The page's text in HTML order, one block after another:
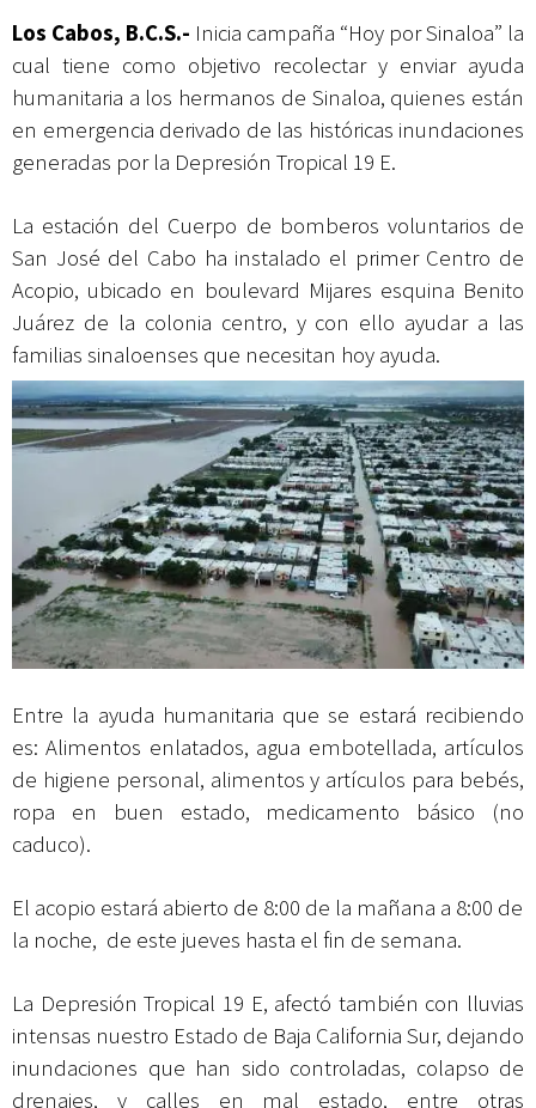
Los Cabos, B.C.S.- Inicia campaña “Hoy por Sinaloa” la
cual tiene como objetivo recolectar y enviar ayuda
humanitaria a los hermanos de Sinaloa, quienes están
en emergencia derivado de las históricas inundaciones
generadas por la Depresión Tropical 19 E.
La estación del Cuerpo de bomberos voluntarios de
San José del Cabo ha instalado el primer Centro de
Acopio, ubicado en boulevard Mijares esquina Benito
Juárez de la colonia centro, y con ello ayudar a las
familias sinaloenses que necesitan hoy ayuda.
Entre la ayuda humanitaria que se estará recibiendo
es: Alimentos enlatados, agua embotellada, artículos
de higiene personal, alimentos y artículos para bebés,
ropa en buen estado, medicamento básico (no
caduco).
El acopio estará abierto de 8:00 de la mañana a 8:00 de
la noche, de este jueves hasta el fin de semana.
La Depresión Tropical 19 E, afectó también con lluvias
intensas nuestro Estado de Baja California Sur, dejando
inundaciones que han sido controladas, colapso de
drenajes, y calles en mal estado, entre otras